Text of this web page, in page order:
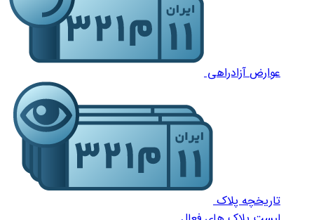
عوارض آزادراهی
تاریخچه پلاک